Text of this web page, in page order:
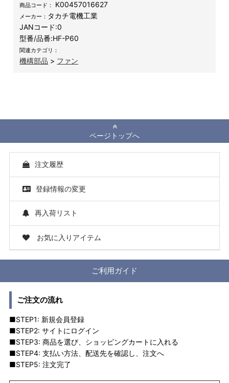
商品コード： K00457016627
メーカー： タカチ電機工業
JANコード:0
型番/品番:HF-P60
関連カテゴリ：
機構部品 > ファン
ページトップへ
注文履歴
登録情報の変更
再入荷リスト
お気に入りアイテム
ご利用ガイド
ご注文の流れ
■STEP1: 新規会員登録
■STEP2: サイトにログイン
■STEP3: 商品を選び、ショッピングカートに入れる
■STEP4: 支払い方法、配送先を確認し、注文へ
■STEP5: 注文完了